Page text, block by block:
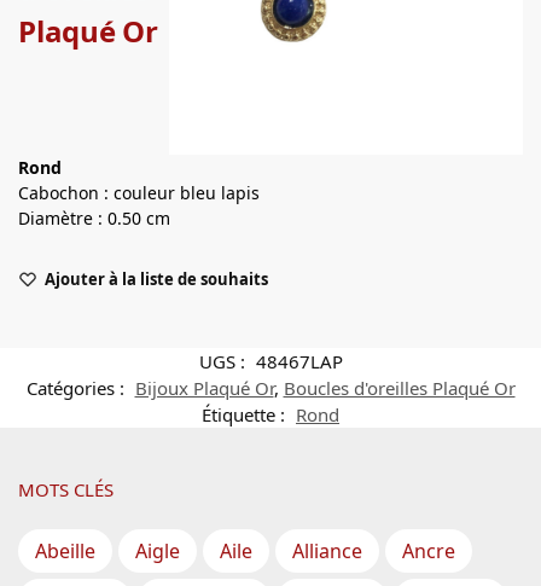
Plaqué Or
Rond
Cabochon : couleur bleu lapis
Diamètre : 0.50 cm
Ajouter à la liste de souhaits
UGS : 48467LAP
Catégories : Bijoux Plaqué Or, Boucles d'oreilles Plaqué Or
Étiquette : Rond
MOTS CLÉS
Abeille Aigle Aile Alliance
Ancre